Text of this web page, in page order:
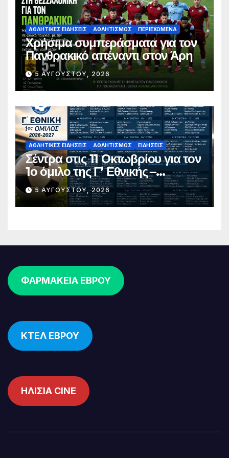
ΑΘΛΗΤΙΚΈΣ ΕΙΔΉΣΕΙΣ ΑΘΛΗΤΙΣΜΌΣ ΠΕΡΙΕΧΌΜΕΝΑ
Χρήσιμα συμπεράσματα για τον
Πανθρακικό απέναντι στον Άρη
5 ΑΥΓΟΎΣΤΟΥ, 2026
ΑΘΛΗΤΙΚΈΣ ΕΙΔΉΣΕΙΣ ΑΘΛΗΤΙΣΜΌΣ ΕΙΔΉΣΕΙΣ
Σέντρα στις 11 Οκτωβρίου για τον
1ο όμιλο της Γ’ Εθνικής –
Ανακοινώθηκε το πλήρες
πρόγραμμα
5 ΑΥΓΟΎΣΤΟΥ, 2026
ΦΑΡΜΑΚΕΙΑ ΕΒΡΟΥ
ΚΤΕΛ ΕΒΡΟΥ
ΗΛΙΣΙΑ CINE